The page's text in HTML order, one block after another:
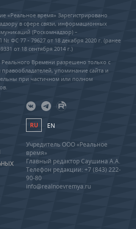
«Реальное время» Зарегистрировано
в сфере связи, информационных
(Роскомнадзор) –
ФС 77 - 79627 от 18 декабря 2020 г. (ранее
от 18 сентября 2014 г.)
Времени разрешено только с
правообладателей, упоминание сайта и
при частичном или полном
RU EN
Учредитель ООО «Реальное
время»
Главный редактор Саушина А.А.
Телефон редакции: +7 (843) 222-
90-80
info@realnoevremya.ru